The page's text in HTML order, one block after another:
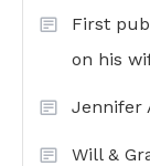
First
on his
Jennifer
Will &